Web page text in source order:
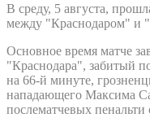
В среду, 5 августа,
между "Краснодаром" и
Основное время матче
"Краснодара", забитый
на 66-й минуте,
нападающего Максима
послематчевых